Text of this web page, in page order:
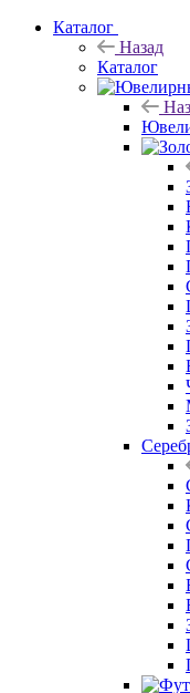
Каталог
Назад
Каталог